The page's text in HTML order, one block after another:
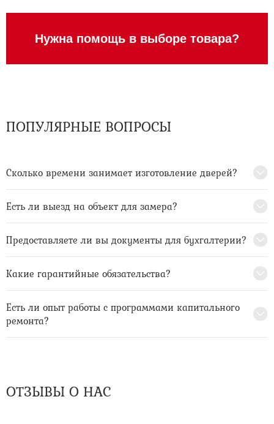
Нужна помощь в выборе товара?
ПОПУЛЯРНЫЕ ВОПРОСЫ
Сколько времени занимает изготовление дверей?
Есть ли выезд на объект для замера?
Предоставляете ли вы документы для бухгалтерии?
Какие гарантийные обязательства?
Есть ли опыт работы с программами капитального
ремонта?
ОТЗЫВЫ О НАС